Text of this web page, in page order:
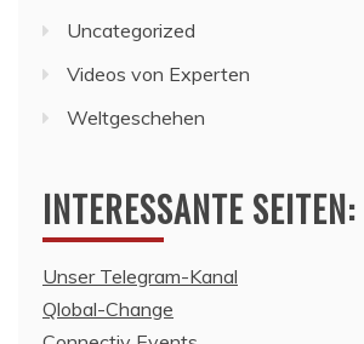
Uncategorized
Videos von Experten
Weltgeschehen
INTERESSANTE SEITEN:
Unser Telegram-Kanal
Qlobal-Change